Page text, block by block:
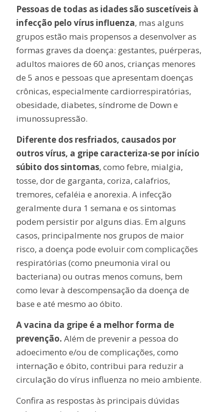
Pessoas de todas as idades são suscetíveis à
infecção pelo vírus influenza, mas alguns
grupos estão mais propensos a desenvolver as
formas graves da doença: gestantes, puérperas,
adultos maiores de 60 anos, crianças menores
de 5 anos e pessoas que apresentam doenças
crônicas, especialmente cardiorrespiratórias,
obesidade, diabetes, síndrome de Down e
imunossupressão.
Diferente dos resfriados, causados por
outros vírus, a gripe caracteriza-se por início
súbito dos sintomas, como febre, mialgia,
tosse, dor de garganta, coriza, calafrios,
tremores, cefaléia e anorexia. A infecção
geralmente dura 1 semana e os sintomas
podem persistir por alguns dias. Em alguns
casos, principalmente nos grupos de maior
risco, a doença pode evoluir com complicações
respiratórias (como pneumonia viral ou
bacteriana) ou outras menos comuns, bem
como levar à descompensação da doença de
base e até mesmo ao óbito.
A vacina da gripe é a melhor forma de
prevenção. Além de prevenir a pessoa do
adoecimento e/ou de complicações, como
internação e óbito, contribui para reduzir a
circulação do vírus influenza no meio ambiente.
Confira as respostas às principais dúvidas